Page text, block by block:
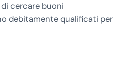
cercare buoni
debitamente qualificati per